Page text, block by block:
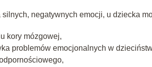
negatywnych emocji, u dziecka
kory mózgowej,
problemów emocjonalnych w